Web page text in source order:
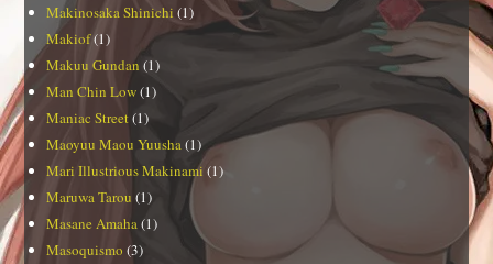
Makinosaka Shinichi (1)
Makiof(1)
Makuu Gundan (1)
Man Chin Low(1)
Maniac Street(1)
Maoyuu Maou Yuusha (1)
Mari Illustrious Makinami (1)
Maruwa Tarou (1)
Masane Amaha (1)
Masoquismo (3)